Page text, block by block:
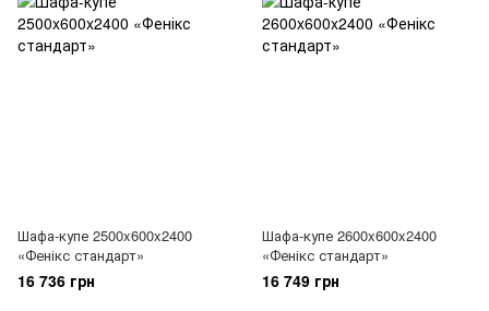
Шафа-купе 2500x600x2400
«Фенікс стандарт»
16 736 грн
Шафа-купе 2600x600x2400
«Фенікс стандарт»
16 749 грн